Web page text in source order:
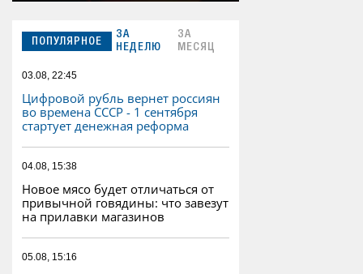
ПОПУЛЯРНОЕ
ЗА
НЕДЕЛЮ
ЗА
МЕСЯЦ
03.08, 22:45
Цифровой рубль вернет россиян
во времена СССР - 1 сентября
стартует денежная реформа
04.08, 15:38
Новое мясо будет отличаться от
привычной говядины: что завезут
на прилавки магазинов
05.08, 15:16